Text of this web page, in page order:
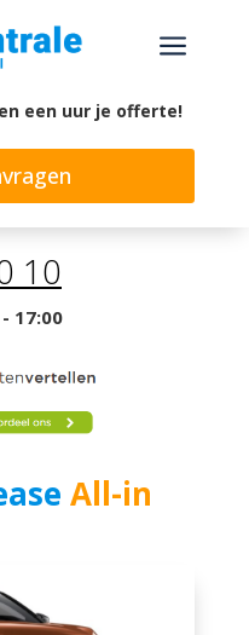
a
een uur je offerte!
10
17:00
All-in